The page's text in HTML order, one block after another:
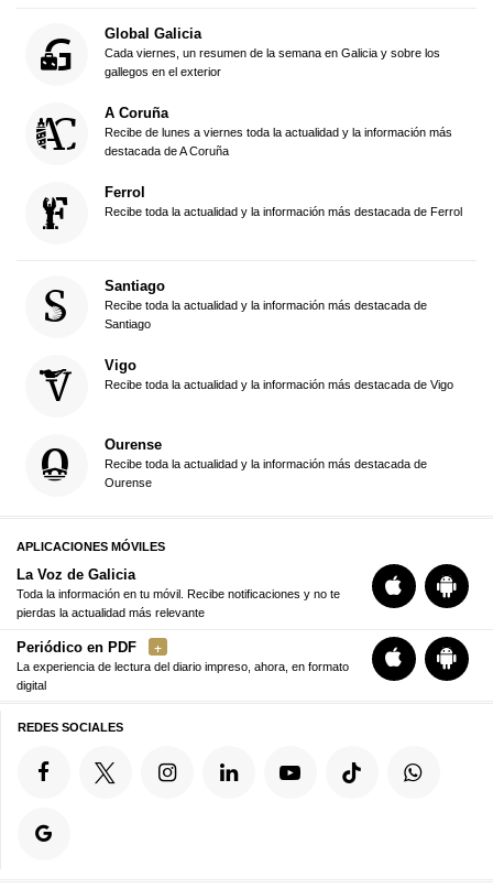
Global Galicia
Cada viernes, un resumen de la semana en Galicia y sobre los
gallegos en el exterior
A Coruña
Recibe de lunes a viernes toda la actualidad y la información más
destacada de A Coruña
Ferrol
Recibe toda la actualidad y la información más destacada de Ferrol
Santiago
Recibe toda la actualidad y la información más destacada de
Santiago
Vigo
Recibe toda la actualidad y la información más destacada de Vigo
Ourense
Recibe toda la actualidad y la información más destacada de
Ourense
APLICACIONES MÓVILES
La Voz de Galicia
Toda la información en tu móvil. Recibe notificaciones y no te
pierdas la actualidad más relevante
Periódico en PDF
La experiencia de lectura del diario impreso, ahora, en formato
digital
REDES SOCIALES